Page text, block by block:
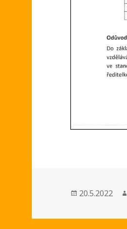
Publikováno:
20.5.2022